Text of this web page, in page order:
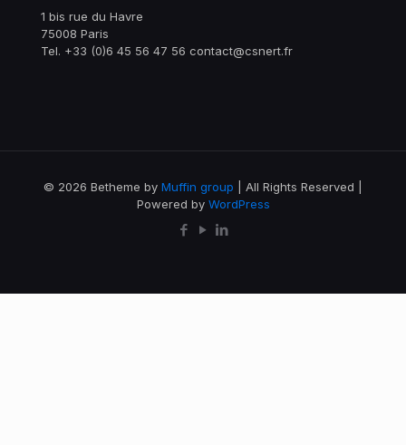
1 bis rue du Havre
75008 Paris
Tel. +33 (0)6 45 56 47 56 contact@csnert.fr
© 2026 Betheme by Muffin group | All Rights Reserved |
Powered by WordPress